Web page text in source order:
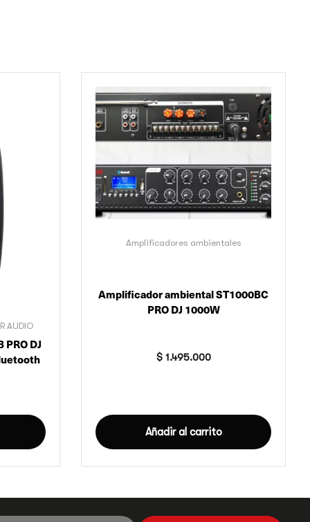
AUDIO
PRO DJ
Amplificadores ambientales
Amplificador ambiental ST1000BC
PRO DJ 1000W
$1.495.000
Añadir al carrito